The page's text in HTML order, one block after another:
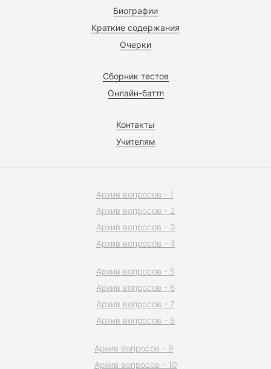
Биографии
Краткие содержания
Очерки
Сборник тестов
Онлайн-баттл
Контакты
Учителям
Архив вопросов - 1
Архив вопросов - 2
Архив вопросов - 3
Архив вопросов - 4
Архив вопросов - 5
Архив вопросов - 6
Архив вопросов - 7
Архив вопросов - 8
Архив вопросов - 9
Архив вопросов - 10